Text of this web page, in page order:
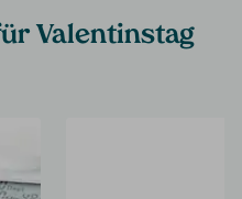
Valentinstag